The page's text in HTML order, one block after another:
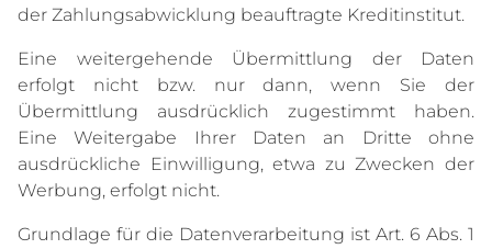
der Zahlungsabwicklung beauftragte Kreditinstitut.
Eine weitergehende Übermittlung der Daten
erfolgt nicht bzw. nur dann, wenn Sie der
Übermittlung ausdrücklich zugestimmt haben.
Eine Weitergabe Ihrer Daten an Dritte ohne
ausdrückliche Einwilligung, etwa zu Zwecken der
Werbung, erfolgt nicht.
Grundlage für die Datenverarbeitung ist Art. 6 Abs. 1